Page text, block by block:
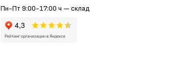
Пн-Пт 9:00-17:00 ч — склад